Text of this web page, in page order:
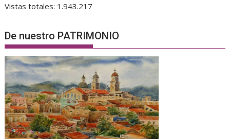
Vistas totales: 1.943.217
De nuestro PATRIMONIO